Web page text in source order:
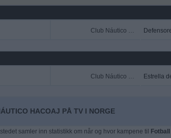
Club Náutico Hacoaj
Club Náutico Hacoaj Estrella
HACOAJ PÅ TV I NORGE
samler inn statistikk om når og hvor kampene til Fotball